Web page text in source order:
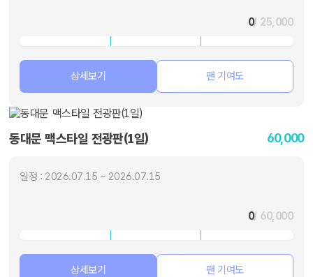
0/ 25,000
상세보기 팬 기여도
동대문 맥스타일 전광판(1일) 60,000
일정 : 2026.07.15 ~ 2026.07.15
0/ 60,000
상세보기 팬 기여도